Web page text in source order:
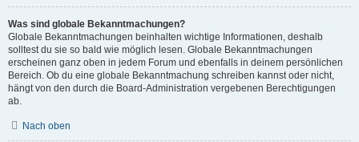
Was sind globale Bekanntmachungen?
Globale Bekanntmachungen beinhalten wichtige Informationen, deshalb
solltest du sie so bald wie möglich lesen. Globale Bekanntmachungen
erscheinen ganz oben in jedem Forum und ebenfalls in deinem persönlichen
Bereich. Ob du eine globale Bekanntmachung schreiben kannst oder nicht,
hängt von den durch die Board-Administration vergebenen Berechtigungen
ab.
Nach oben